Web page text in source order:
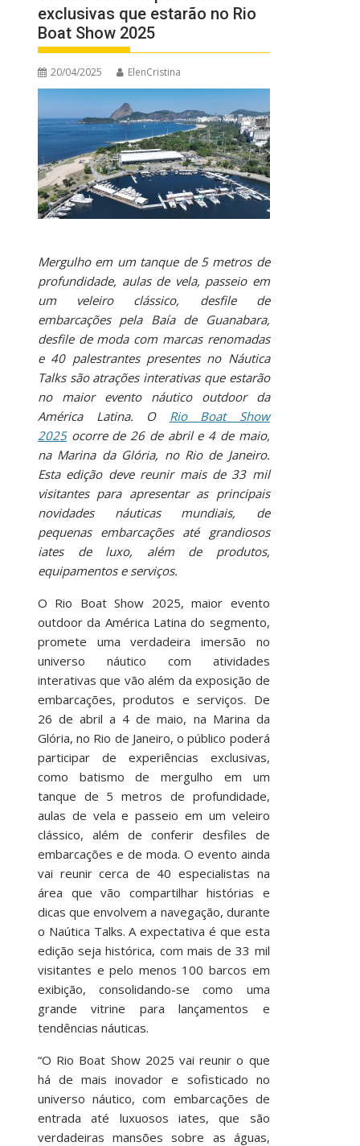
exclusivas que estarão no Rio
Boat Show 2025
20/04/2025 ElenCristina
Mergulho em um tanque de 5 metros de
profundidade, aulas de vela, passeio em
um veleiro clássico, desfile de
embarcações pela Baía de Guanabara,
desfile de moda com marcas renomadas
e 40 palestrantes presentes no Náutica
Talks são atrações interativas que estarão
no maior evento náutico outdoor da
América Latina. O Rio Boat Show
2025ocorre de 26 de abril e 4 de maio,
na Marina da Glória, no Rio de Janeiro.
Esta edição deve reunir mais de 33 mil
visitantes para apresentar as principais
novidades náuticas mundiais, de
pequenas embarcações até grandiosos
iates de luxo, além de produtos,
equipamentos e serviços.
O Rio Boat Show 2025, maior evento
outdoor da América Latina do segmento,
promete uma verdadeira imersão no
universo náutico com atividades
interativas que vão além da exposição de
embarcações, produtos e serviços. De
26 de abril a 4 de maio, na Marina da
Glória, no Rio de Janeiro, o público poderá
participar de experiências exclusivas,
como batismo de mergulho em um
tanque de 5 metros de profundidade,
aulas de vela e passeio em um veleiro
clássico, além de conferir desfiles de
embarcações e de moda. O evento ainda
vai reunir cerca de 40 especialistas na
área que vão compartilhar histórias e
dicas que envolvem a navegação, durante
o Naútica Talks. A expectativa é que esta
edição seja histórica, com mais de 33 mil
visitantes e pelo menos 100 barcos em
exibição, consolidando-se como uma
grande vitrine para lançamentos e
tendências náuticas.
“O Rio Boat Show 2025 vai reunir o que
há de mais inovador e sofisticado no
universo náutico, com embarcações de
entrada até luxuosos iates, que são
verdadeiras mansões sobre as águas,